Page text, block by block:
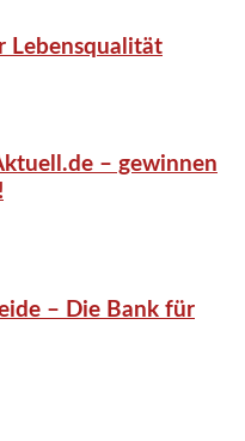
Lebensqualität
– gewinnen
– Die Bank für